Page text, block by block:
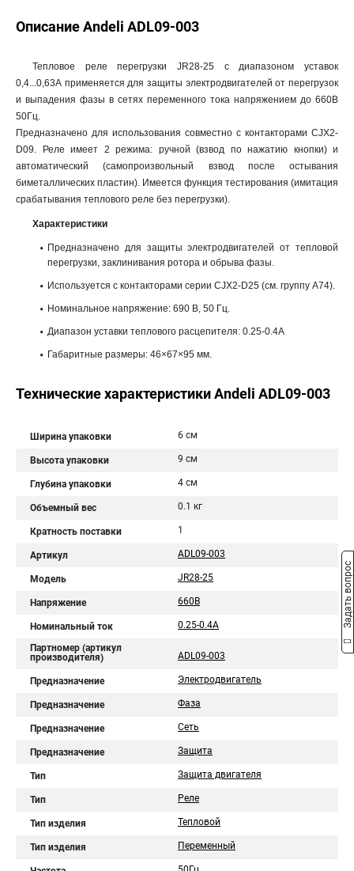
Описание Andeli ADL09-003
Тепловое реле перегрузки JR28-25 с диапазоном уставок
0,4...0,63А применяется для защиты электродвигателей от перегрузок
и выпадения фазы в сетях переменного тока напряжением до 660В
50Гц.
Предназначено для использования совместно с контакторами CJX2-
D09. Реле имеет 2 режима: ручной (взвод по нажатию кнопки) и
автоматический (самопроизвольный взвод после остывания
биметаллических пластин). Имеется функция тестирования (имитация
срабатывания теплового реле без перегрузки).
Характеристики
Предназначено для защиты электродвигателей от тепловой
перегрузки, заклинивания ротора и обрыва фазы.
Используется с контакторами серии CJX2-D25 (см. группу А74).
Номинальное напряжение: 690 В, 50 Гц.
Диапазон уставки теплового расцепителя: 0.25-0.4A
Габаритные размеры: 46×67×95 мм.
Технические характеристики Andeli ADL09-003
Ширина упаковки 6 см
Высота упаковки 9 см
Глубина упаковки 4 см
Объемный вес 0.1 кг
Кратность поставки 1
Артикул ADL09-003
Модель JR28-25
Напряжение 660В
Номинальный ток 0.25-0.4A
Партномер (артикул
производителя)
ADL09-003
Предназначение Электродвигатель
Предназначение Фаза
Предназначение Сеть
Предназначение Защита
Тип Защита двигателя
Тип Реле
Тип изделия Тепловой
Тип изделия Переменный
Задать вопрос